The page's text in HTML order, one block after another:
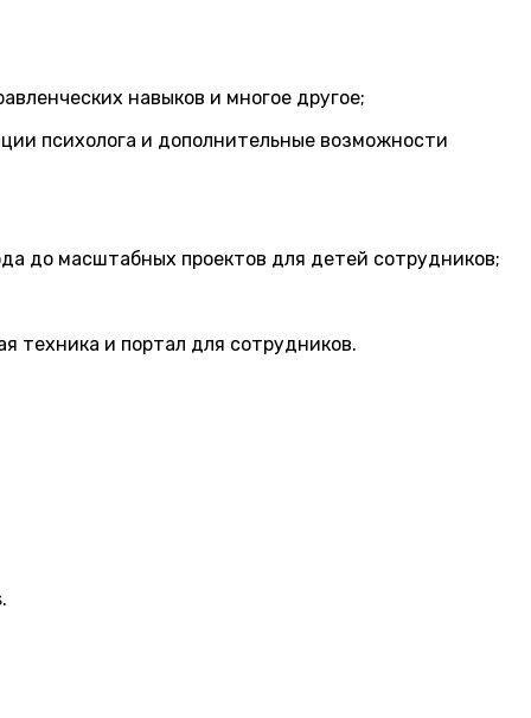
навыков и многое другое;
психолога и дополнительные возможности
до масштабных проектов для детей сотрудников;
техника и портал для сотрудников.